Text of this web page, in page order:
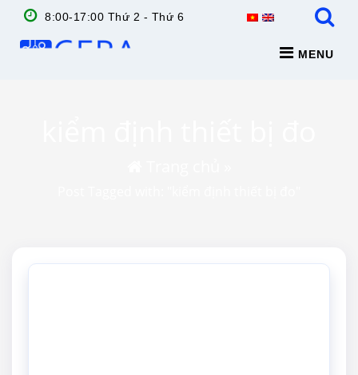
8:00-17:00 Thứ 2 - Thứ 6
MENU